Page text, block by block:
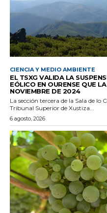
CIENCIA Y MEDIO AMBIENTE
EL TSXG VALIDA LA
EÓLICO EN OURENSE QUE
NOVIEMBRE DE 2024
La sección tercera de la Sala de
Tribunal Superior de Xustiza...
6 agosto, 2026